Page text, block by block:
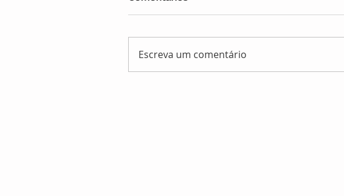
Escreva um comentário